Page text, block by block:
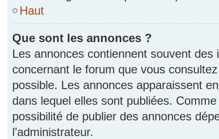
Haut
Que sont les annonces ?
Les annonces contiennent souvent
concernant le forum que vous
possible. Les annonces apparaissent
dans lequel elles sont publiées.
possibilité de publier des annonces
l’administrateur.